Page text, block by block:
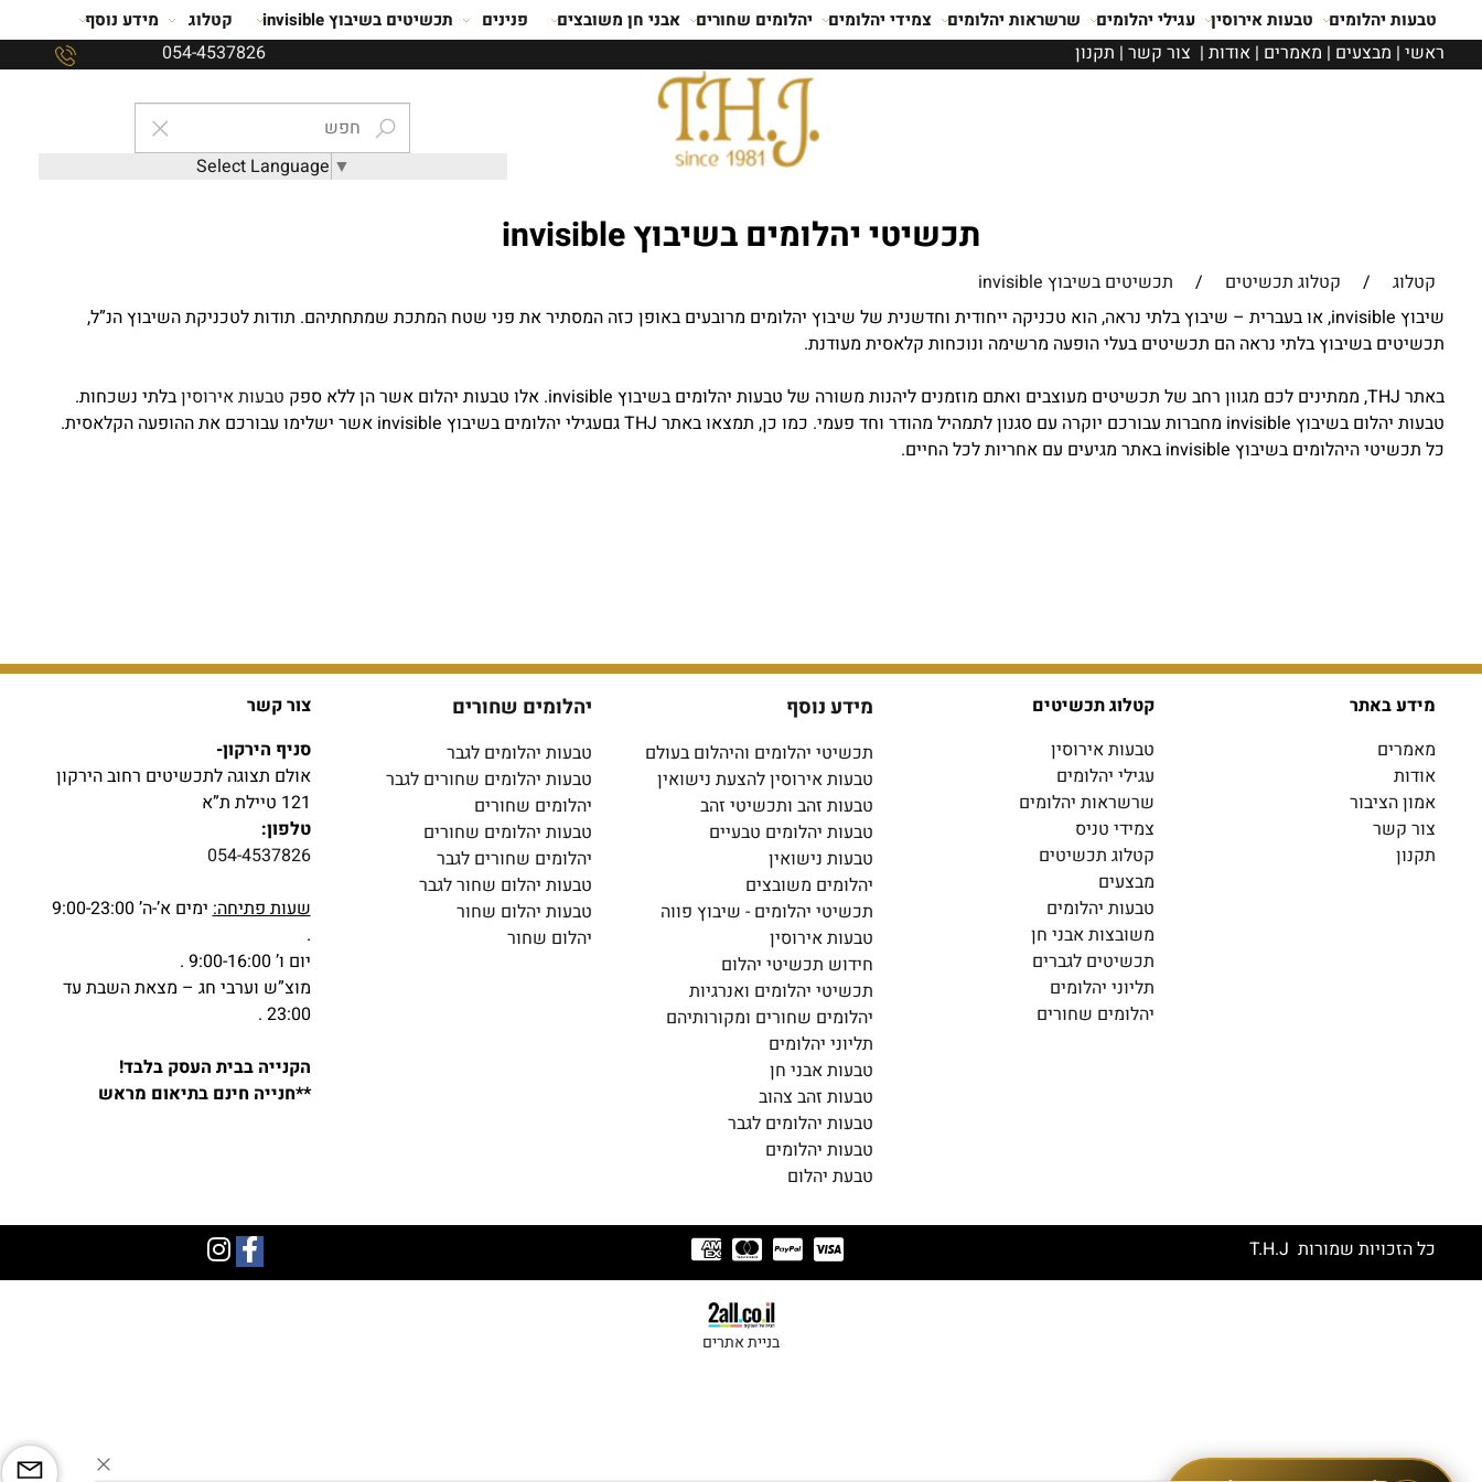
ראשי | מבצעים | מאמרים |אודות | צור קשר | תקנון 054-4537826
Select Language ▼
טבעות יהלומים טבעות אירוסין עגילי יהלומים שרשראות יהלומים צמידי יהלומים יהלומים שחורים אבני חן משובצים פנינים תכשיטים בשיבוץ invisible קטלוג מידע נוסף
תכשיטי יהלומים בשיבוץ invisible
קטלוג / קטלוג תכשיטים /
תכשיטים בשיבוץ invisible
שיבוץ invisible, או בעברית – שיבוץ בלתי נראה, הוא טכניקה ייחודית וחדשנית של שיבוץ יהלומים מרובעים באופן כזה המסתיר את פני שטח המתכת שמתחתיהם. תודות לטכניקת השיבוץ הנ”ל,
תכשיטים בשיבוץ בלתי נראה הם תכשיטים בעלי הופעה מרשימה ונוכחות קלאסית מעודנת.
באתר THJ, ממתינים לכם מגוון רחב של תכשיטים מעוצבים ואתם מוזמנים ליהנות משורה של טבעות יהלומים בשיבוץ invisible. אלו טבעות יהלום אשר הן ללא ספק
טבעות אירוסיןבלתי נשכחות.
טבעות יהלום בשיבוץ invisible מחברות עבורכם יוקרה עם סגנון לתמהיל מהודר וחד פעמי. כמו כן, תמצאו באתר THJ גםעגילי יהלומים בשיבוץ invisible אשר ישלימו עבורכם את ההופעה הקלאסית.
כל תכשיטי היהלומים בשיבוץ invisible באתר מגיעים עם אחריות לכל החיים.
מידע באתר
מאמרים
אודות
אמון הציבור
צור קשר
תקנון
קטלוג תכשיטים
טבעות אירוסין
עגילי יהלומים
שרשראות יהלומים
צמידי טניס
קטלוג תכשיטים
מבצעים
טבעות יהלומים
משובצות אבני חן
תכשיטים לגברים
תליוני יהלומים
יהלומים שחורים
מידע נוסף
תכשיטי יהלומים והיהלום בעולם
טבעות אירוסין להצעת נישואין
טבעות זהב ותכשיטי זהב
טבעות יהלומים טבעיים
טבעות נישואין
יהלומים משובצים
תכשיטי יהלומים - שיבוץ פווה
טבעות אירוסין
חידוש תכשיטי יהלום
תכשיטי יהלומים ואנרגיות
יהלומים שחורים ומקורותיהם
תליוני יהלומים
טבעות אבני חן
טבעות זהב צהוב
טבעות יהלומים לגבר
טבעות יהלומים
טבעת יהלום
יהלומים שחורים
טבעות יהלומים לגבר
טבעות יהלומים שחורים לגבר
יהלומים שחורים
טבעות יהלומים שחורים
יהלומים שחורים לגבר
טבעות יהלום שחור לגבר
טבעות יהלום שחור
יהלום שחור
צור קשר
סניף הירקון-
אולם תצוגה לתכשיטים רחוב הירקון
121 טיילת ת”א
טלפון:
054-4537826
שעות פתיחה:
ימים א’-ה’ 9:00-23:00
.
יום ו’ 9:00-16:00 .
מוצ”ש וערבי חג – מצאת השבת עד
23:00 .
הקנייה בבית העסק בלבד!
**חנייה חינם בתיאום מראש
כל הזכויות שמורות T.H.J
בניית אתרים